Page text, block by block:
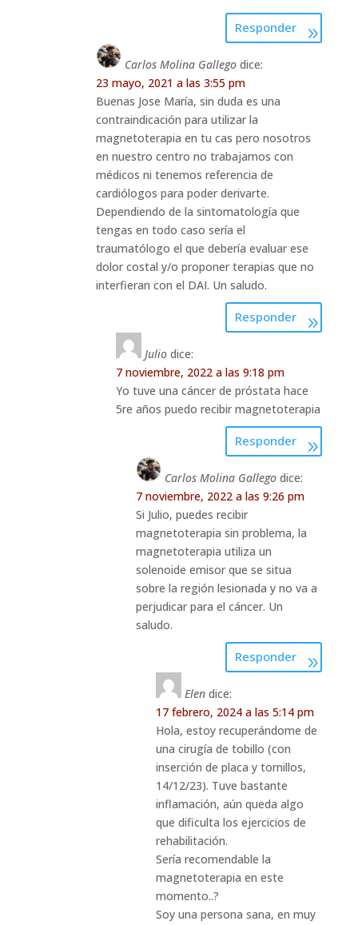
Responder
Carlos Molina Gallego dice:
23 mayo, 2021 a las 3:55 pm
Buenas Jose María, sin duda es una
contraindicación para utilizar la
magnetoterapia en tu cas pero nosotros
en nuestro centro no trabajamos con
médicos ni tenemos referencia de
cardiólogos para poder derivarte.
Dependiendo de la sintomatología que
tengas en todo caso sería el
traumatólogo el que debería evaluar ese
dolor costal y/o proponer terapias que no
interfieran con el DAI. Un saludo.
Responder
Julio dice:
7 noviembre, 2022 a las 9:18 pm
Yo tuve una cáncer de próstata hace
5re años puedo recibir magnetoterapia
Responder
Carlos Molina Gallego dice:
7 noviembre, 2022 a las 9:26 pm
Si Julio, puedes recibir
magnetoterapia sin problema, la
magnetoterapia utiliza un
solenoide emisor que se situa
sobre la región lesionada y no va a
perjudicar para el cáncer. Un
saludo.
Responder
Elen dice:
17 febrero, 2024 a las 5:14 pm
Hola, estoy recuperándome de
una cirugía de tobillo (con
inserción de placa y tornillos,
14/12/23). Tuve bastante
inflamación, aún queda algo
que dificulta los ejercicios de
rehabilitación.
Sería recomendable la
magnetoterapia en este
momento..?
Soy una persona sana, en muy